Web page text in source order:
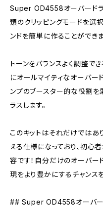
Super OD4558オーバードラ
類のクリッピングモードを選
ンドを簡単に作ることができま
トーンをバランスよく調整で
にオールマイティなオーバー
ンプのブースター的な役割を
ラスします。
このキットはそれだけではあ
える仕様になっており、初心
容です！自分だけのオーバー
現をより豊かにするチャンス
## Super OD4558オーバー